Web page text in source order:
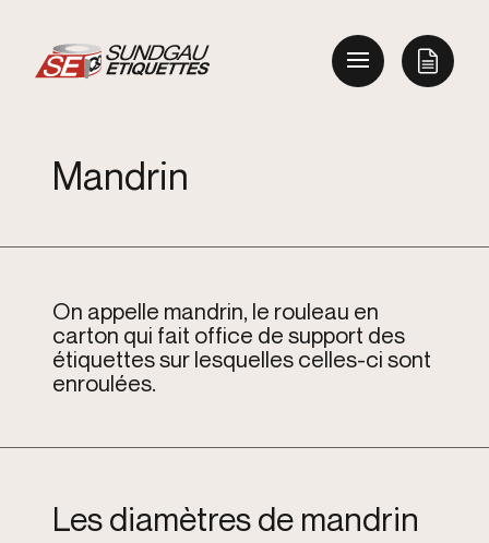
Mandrin
On appelle mandrin, le rouleau en
carton qui fait office de support des
étiquettes sur lesquelles celles-ci sont
enroulées.
Les diamètres de mandrin